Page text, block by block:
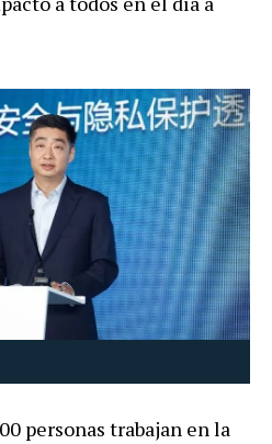
personas trabajan en la